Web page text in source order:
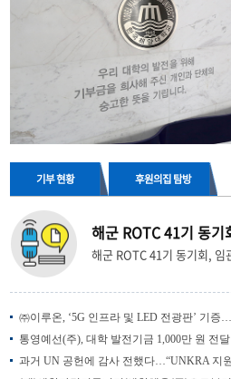
기부 현황
통영예선(주), 대학 발전기금 1,000만 원 전달
후원의집 탐방